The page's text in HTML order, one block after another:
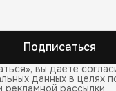
Подписаться
вы даете
данных в целях
рассылки